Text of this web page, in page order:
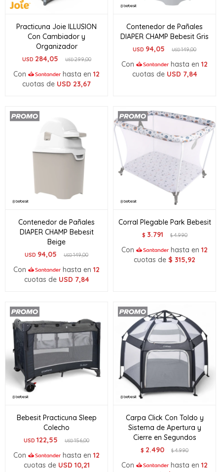
Practicuna Joie ILLUSION
Con Cambiador y
Organizador
USD 284,05 USD299,00
Con hasta en 12
cuotas de USD 23,67
Contenedor de Pañales
DIAPER CHAMP Bebesit Gris
USD 94,05 USD149,00
Con hasta en 12
cuotas de USD 7,84
Contenedor de Pañales
DIAPER CHAMP Bebesit
Beige
USD 94,05 USD149,00
Con hasta en 12
cuotas de USD 7,84
Corral Plegable Park Bebesit
$ 3.791 $4.990
Con hasta en 12
cuotas de $ 315,92
Bebesit Practicuna Sleep
Colecho
USD 122,55 USD156,00
Con hasta en 12
cuotas de USD 10,21
Carpa Click Con Toldo y
Sistema de Apertura y
Cierre en Segundos
$ 2.490 $4.990
Con hasta en 12